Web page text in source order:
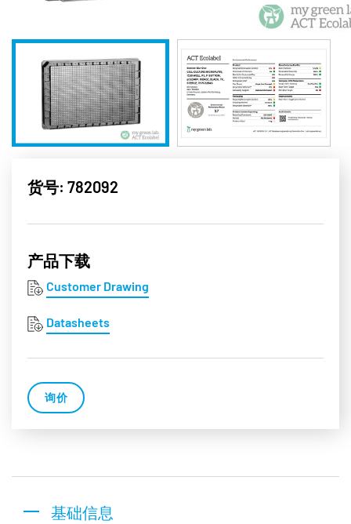
货号: 782092
产品下载
Customer Drawing
Datasheets
询价
基础信息